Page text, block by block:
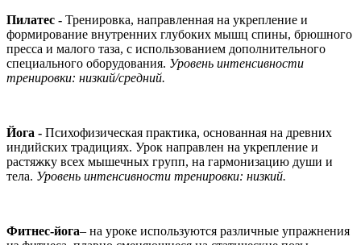
Пилатес - Тренировка, направленная на укрепление и
формирование внутренних глубоких мышц спины, брюшного
пресса и малого таза, с использованием дополнительного
специального оборудования. Уровень интенсивности
тренировки: низкий/средний.
Йога - Психофизическая практика, основанная на древних
индийских традициях. Урок направлен на укрепление и
растяжку всех мышечных групп, на гармонизацию души и
тела. Уровень интенсивности тренировки: низкий.
Фитнес-йога– на уроке используются различные упражнения